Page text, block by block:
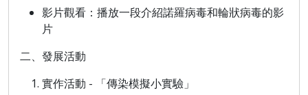
影片觀看：播放一段介紹諾羅病毒和輪狀病毒的影
片
二、發展活動
實作活動 - 「傳染模擬小實驗」